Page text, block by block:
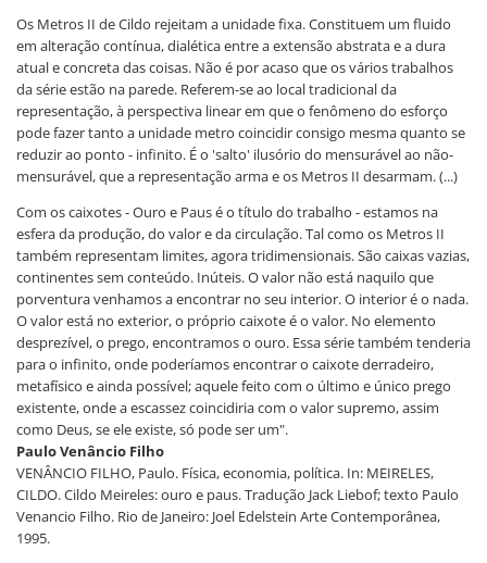
Os Metros II de Cildo rejeitam a unidade fixa. Constituem um fluido
em alteração contínua, dialética entre a extensão abstrata e a dura
atual e concreta das coisas. Não é por acaso que os vários trabalhos
da série estão na parede. Referem-se ao local tradicional da
representação, à perspectiva linear em que o fenômeno do esforço
pode fazer tanto a unidade metro coincidir consigo mesma quanto se
reduzir ao ponto - infinito. É o 'salto' ilusório do mensurável ao não-
mensurável, que a representação arma e os Metros II desarmam. (...)
Com os caixotes - Ouro e Paus é o título do trabalho - estamos na
esfera da produção, do valor e da circulação. Tal como os Metros II
também representam limites, agora tridimensionais. São caixas vazias,
continentes sem conteúdo. Inúteis. O valor não está naquilo que
porventura venhamos a encontrar no seu interior. O interior é o nada.
O valor está no exterior, o próprio caixote é o valor. No elemento
desprezível, o prego, encontramos o ouro. Essa série também tenderia
para o infinito, onde poderíamos encontrar o caixote derradeiro,
metafísico e ainda possível; aquele feito com o último e único prego
existente, onde a escassez coincidiria com o valor supremo, assim
como Deus, se ele existe, só pode ser um".
Paulo Venâncio Filho
VENÂNCIO FILHO, Paulo. Física, economia, política. In: MEIRELES,
CILDO. Cildo Meireles: ouro e paus. Tradução Jack Liebof; texto Paulo
Venancio Filho. Rio de Janeiro: Joel Edelstein Arte Contemporânea,
1995.